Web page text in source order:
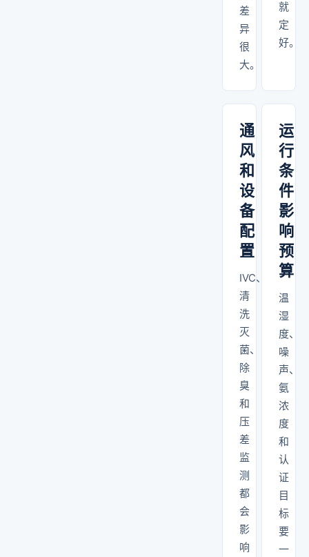
差
异
很
大。
就
定
好。
通
风
和
设
备
配
置
IVC、
清
洗
灭
菌、
除
臭
和
压
差
监
测
都
会
影
响
运
行
条
件
影
响
预
算
温
湿
度、
噪
声、
氨
浓
度
和
认
证
目
标
要
一